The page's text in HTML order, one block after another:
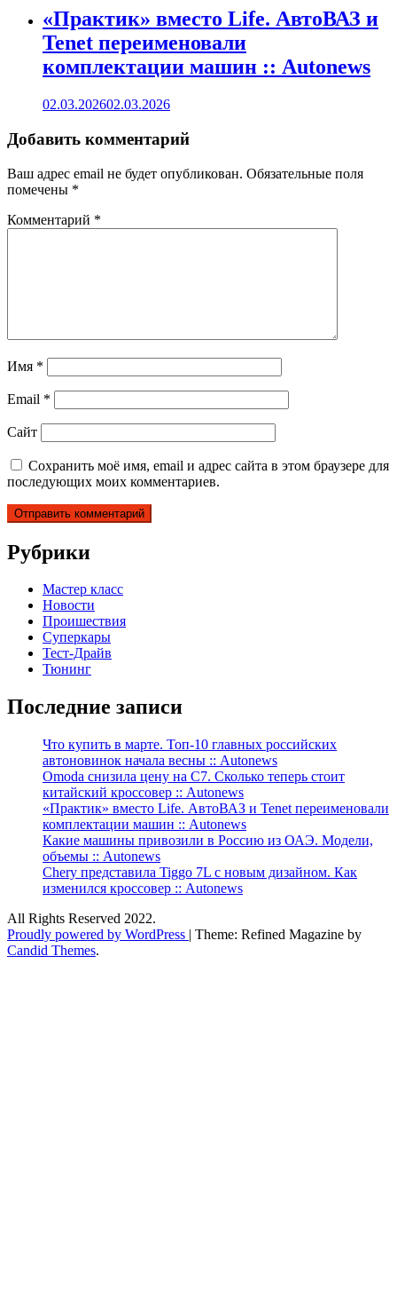
«Практик» вместо Life. АвтоВАЗ и
Tenet переименовали
комплектации машин :: Autonews
02.03.202602.03.2026
Добавить комментарий
Ваш адрес email не будет опубликован. Обязательные поля
помечены *
Комментарий *
Имя *
Email *
Сайт
Сохранить моё имя, email и адрес сайта в этом браузере для
последующих моих комментариев.
Рубрики
Мастер класс
Новости
Проишествия
Суперкары
Тест-Драйв
Тюнинг
Последние записи
Что купить в марте. Топ-10 главных российских
автоновинок начала весны :: Autonews
Omoda снизила цену на C7. Сколько теперь стоит
китайский кроссовер :: Autonews
«Практик» вместо Life. АвтоВАЗ и Tenet переименовали
комплектации машин :: Autonews
Какие машины привозили в Россию из ОАЭ. Модели,
объемы :: Autonews
Chery представила Tiggo 7L с новым дизайном. Как
изменился кроссовер :: Autonews
All Rights Reserved 2022.
Proudly powered by WordPress | Theme: Refined Magazine by
Candid Themes.